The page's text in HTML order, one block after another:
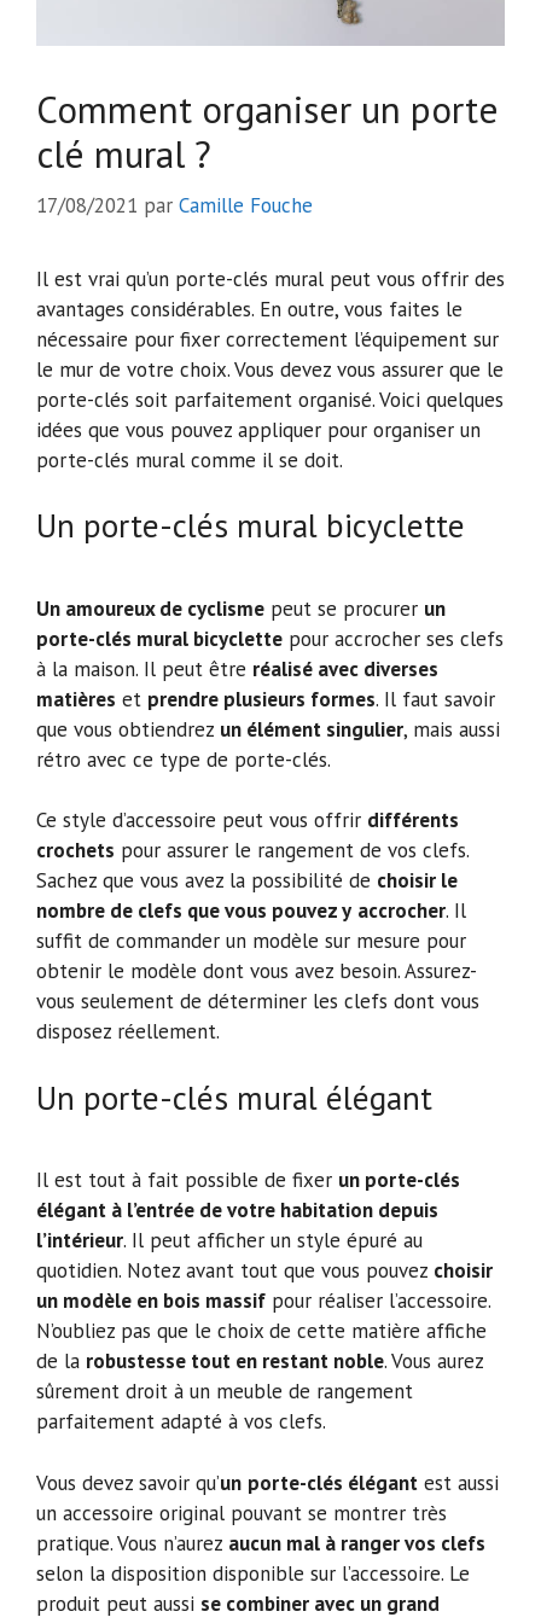
Comment organiser un porte
clé mural ?
17/08/2021 par Camille Fouche
Il est vrai qu’un porte-clés mural peut vous offrir des
avantages considérables. En outre, vous faites le
nécessaire pour fixer correctement l’équipement sur
le mur de votre choix. Vous devez vous assurer que le
porte-clés soit parfaitement organisé. Voici quelques
idées que vous pouvez appliquer pour organiser un
porte-clés mural comme il se doit.
Un porte-clés mural bicyclette
Un amoureux de cyclisme peut se procurer un
porte-clés mural bicyclette pour accrocher ses clefs
à la maison. Il peut être réalisé avec diverses
matières et prendre plusieurs formes. Il faut savoir
que vous obtiendrez un élément singulier, mais aussi
rétro avec ce type de porte-clés.
Ce style d’accessoire peut vous offrir différents
crochets pour assurer le rangement de vos clefs.
Sachez que vous avez la possibilité de choisir le
nombre de clefs que vous pouvez y accrocher. Il
suffit de commander un modèle sur mesure pour
obtenir le modèle dont vous avez besoin. Assurez-
vous seulement de déterminer les clefs dont vous
disposez réellement.
Un porte-clés mural élégant
Il est tout à fait possible de fixer un porte-clés
élégant à l’entrée de votre habitation depuis
l’intérieur. Il peut afficher un style épuré au
quotidien. Notez avant tout que vous pouvez choisir
un modèle en bois massif pour réaliser l’accessoire.
N’oubliez pas que le choix de cette matière affiche
de la robustesse tout en restant noble. Vous aurez
sûrement droit à un meuble de rangement
parfaitement adapté à vos clefs.
Vous devez savoir qu’un porte-clés élégant est aussi
un accessoire original pouvant se montrer très
pratique. Vous n’aurez aucun mal à ranger vos clefs
selon la disposition disponible sur l’accessoire. Le
produit peut aussi se combiner avec un grand